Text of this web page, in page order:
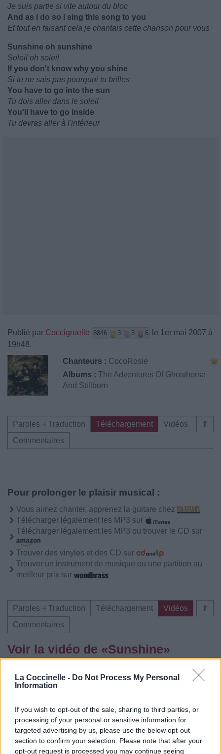
La Coccinelle - Do Not Process My Personal
Information
If you wish to opt-out of the sale, sharing to third parties, or
processing of your personal or sensitive information for
targeted advertising by us, please use the below opt-out
section to confirm your selection. Please note that after your
opt-out request is processed you may continue seeing
Je suis partie si vite autour du bloc
And as I do so I sing this song to you
Et tout en faisant cela je chantais cette chanson pour vous
Sunshine oh sunshine
Soleil oh soleil
If you don't know why you shine
Si tu ne sais pas pourquoi tu brilles
You have to go into the sun
Tu dois aller dans le soleil
You'll have to go inside
Tu devras aller à l'intérieur
Publié par Coccigruelle 8846 3 3 6
le 1er mai 2007 à
19h48.
Chanteurs : CocoRosie
Albums : The Adventures Of Ghosthorse
And Stillborn
⇑
Paroles + Traduction Téléchargement
Vidéos
Commentaires
Pour prolonger le plaisir musical :
Vous aimez chanter, apprenez la guitare chez
Télécharger légalement les MP3 sur
Télécharger légalement les MP3 ou trouver le CD sur
Trouver des vinyles et des CD sur
Trouver un instrument de musique ou une partition au
meilleur prix sur
⇑
Paroles + Traduction Téléchargement
Vidéos
Commentaires
Voir la vidéo de «Sunshine»
Paroles + Traduction Téléchargement
Vidéos
Commentaires